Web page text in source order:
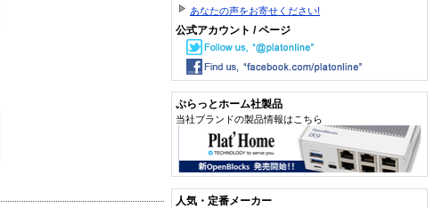
あなたの声をお寄せください!
公式アカウント / ページ
ぷらっとホーム社製品
当社ブランドの製品情報はこちら
人気・定番メーカー